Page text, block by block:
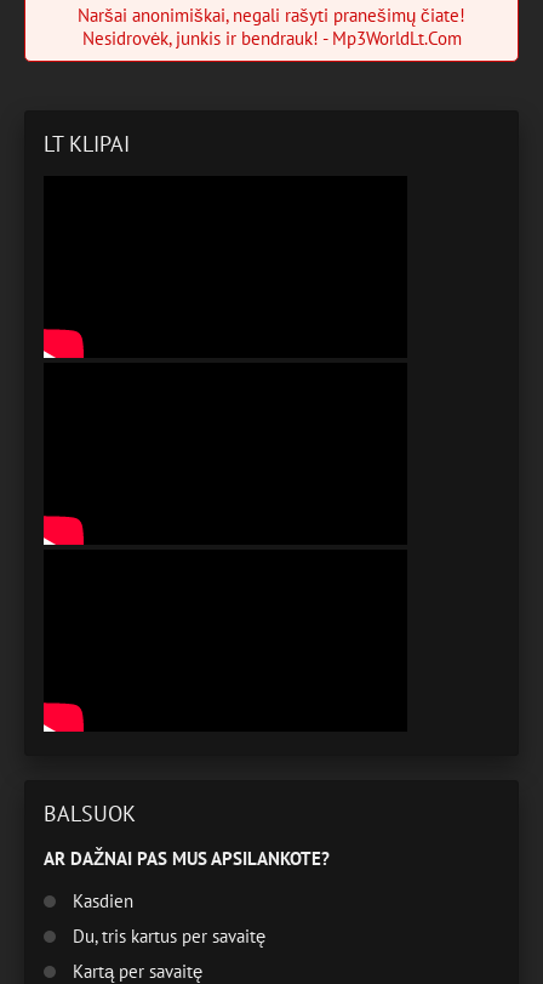
Naršai anonimiškai, negali rašyti pranešimų čiate!
Nesidrovėk, junkis ir bendrauk! - Mp3WorldLt.Com
LT KLIPAI
BALSUOK
AR DAŽNAI PAS MUS APSILANKOTE?
Kasdien
Du, tris kartus per savaitę
Kartą per savaitę